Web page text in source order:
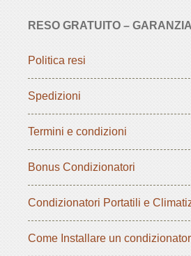
RESO GRATUITO –
Politica resi
Spedizioni
Termini e condizioni
Bonus Condizionatori
Condizionatori Portatili e
Come Installare un